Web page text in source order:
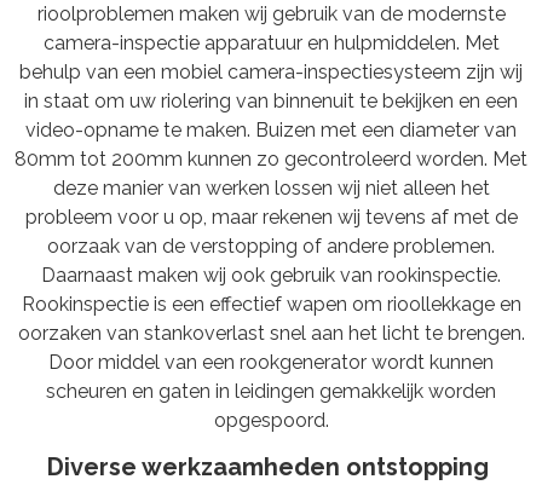
rioolproblemen maken wij gebruik van de modernste
camera-inspectie apparatuur en hulpmiddelen. Met
behulp van een mobiel camera-inspectiesysteem zijn wij
in staat om uw riolering van binnenuit te bekijken en een
video-opname te maken. Buizen met een diameter van
80mm tot 200mm kunnen zo gecontroleerd worden. Met
deze manier van werken lossen wij niet alleen het
probleem voor u op, maar rekenen wij tevens af met de
oorzaak van de verstopping of andere problemen.
Daarnaast maken wij ook gebruik van rookinspectie.
Rookinspectie is een effectief wapen om rioollekkage en
oorzaken van stankoverlast snel aan het licht te brengen.
Door middel van een rookgenerator wordt kunnen
scheuren en gaten in leidingen gemakkelijk worden
opgespoord.
Diverse werkzaamheden ontstopping